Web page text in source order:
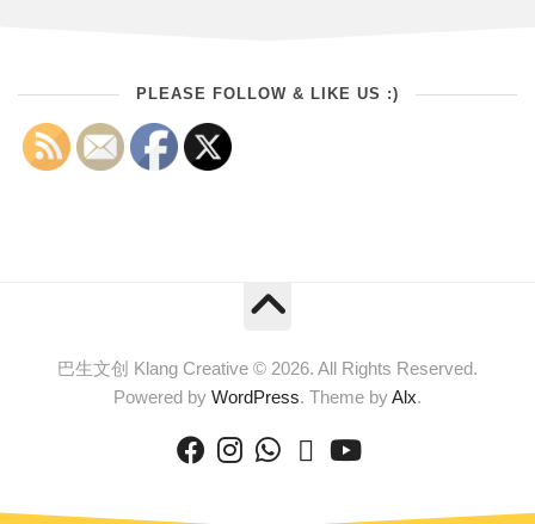
PLEASE FOLLOW & LIKE US :)
巴生文创 Klang Creative © 2026. All Rights Reserved.
Powered by WordPress. Theme byAlx.